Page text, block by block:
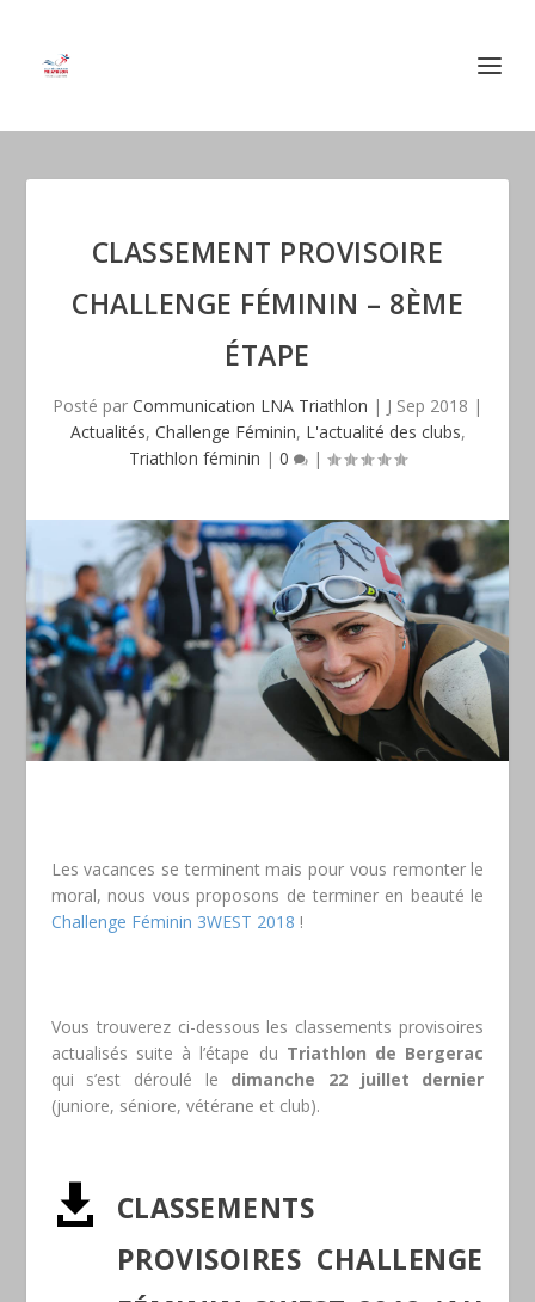
CLASSEMENT PROVISOIRE
CHALLENGE FÉMININ – 8ÈME
ÉTAPE
Posté par Communication LNA Triathlon | J Sep 2018 |
Actualités, Challenge Féminin, L'actualité des clubs,
Triathlon féminin | 0 |
Les vacances se terminent mais pour vous remonter le
moral, nous vous proposons de terminer en beauté le
Challenge Féminin 3WEST 2018 !
Vous trouverez ci-dessous les classements provisoires
actualisés suite à l’étape du Triathlon de Bergerac
qui s’est déroulé le dimanche 22 juillet dernier
(juniore, séniore, vétérane et club).

CLASSEMENTS
PROVISOIRES CHALLENGE